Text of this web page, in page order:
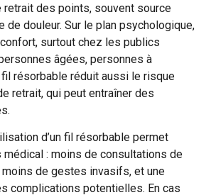
retrait des points, souvent source
de douleur. Sur le plan psychologique,
surtout chez les publics
âgées, personnes à
résorbable réduit aussi le risque
retrait, qui peut entraîner des
d’un fil résorbable permet
médical : moins de consultations de
moins de gestes invasifs, et une
complications potentielles. En cas